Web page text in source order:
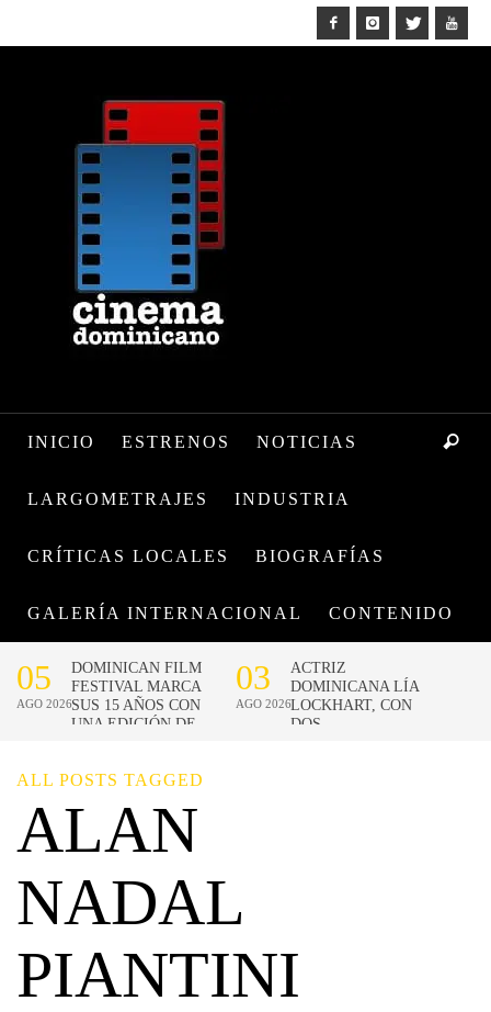
INICIO ESTRENOS NOTICIAS
LARGOMETRAJES INDUSTRIA
CRÍTICAS LOCALES BIOGRAFÍAS
GALERÍA INTERNACIONAL CONTENIDO
ALL POSTS TAGGED
ALAN
NADAL
PIANTINI